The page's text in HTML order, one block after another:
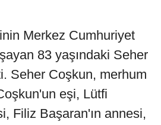
Merkez Cumhuriyet
83 yaşındaki Seher
Seher Coşkun, merhum
eşi, Lütfi
Filiz Başaran'ın annesi,